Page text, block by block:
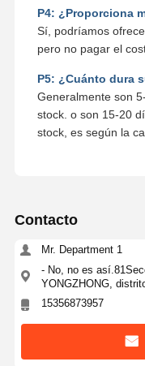
P4: ¿Proporciona
Sí, podríamos
pero no pagar el
P5: ¿Cuánto dura
Generalmente son
stock. o son 15-20
stock, es según la
Contacto
Mr. Department 1
- No, no es
YONGZHONG,
15356873957